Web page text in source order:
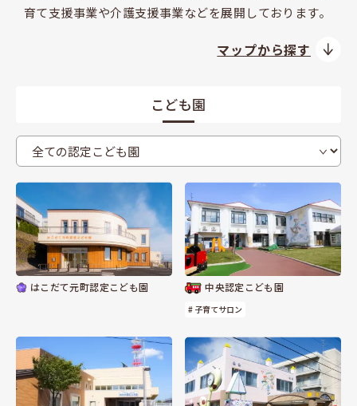
育て支援事業や介護支援事業などを展開しております。
マップから探す
こども園
はこだて元町認定こども園 中央認定こども園
# 子育てサロン